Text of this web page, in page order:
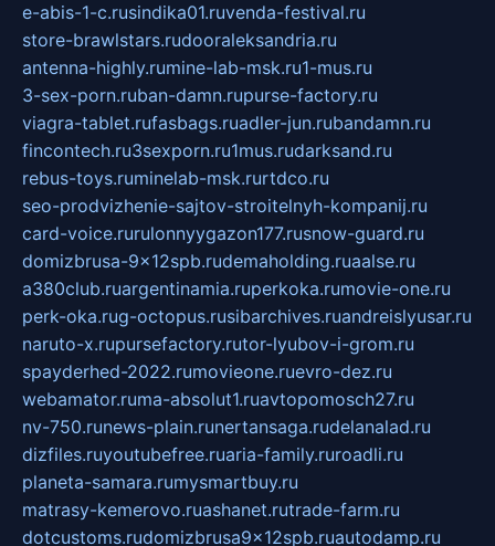
e-abis-1-c.rusindika01.ruvenda-festival.ru
store-brawlstars.rudooraleksandria.ru
antenna-highly.rumine-lab-msk.ru1-mus.ru
3-sex-porn.ruban-damn.rupurse-factory.ru
viagra-tablet.rufasbags.ruadler-jun.rubandamn.ru
fincontech.ru3sexporn.ru1mus.rudarksand.ru
rebus-toys.ruminelab-msk.rurtdco.ru
seo-prodvizhenie-sajtov-stroitelnyh-kompanij.ru
card-voice.rurulonnyygazon177.rusnow-guard.ru
domizbrusa-9x12spb.rudemaholding.ruaalse.ru
a380club.ruargentinamia.ruperkoka.rumovie-one.ru
perk-oka.rug-octopus.rusibarchives.ruandreislyusar.ru
naruto-x.rupursefactory.rutor-lyubov-i-grom.ru
spayderhed-2022.rumovieone.ruevro-dez.ru
webamator.ruma-absolut1.ruavtopomosch27.ru
nv-750.runews-plain.runertansaga.rudelanalad.ru
dizfiles.ruyoutubefree.ruaria-family.ruroadli.ru
planeta-samara.rumysmartbuy.ru
matrasy-kemerovo.ruashanet.rutrade-farm.ru
dotcustoms.rudomizbrusa9x12spb.ruautodamp.ru